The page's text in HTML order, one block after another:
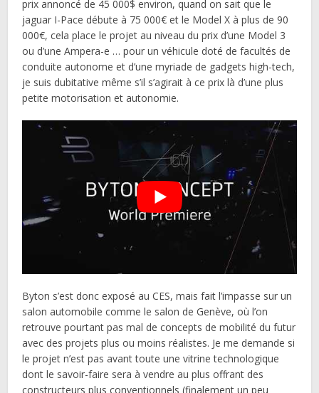
prix annoncé de 45 000$ environ, quand on sait que le
jaguar I-Pace débute à 75 000€ et le Model X à plus de 90
000€, cela place le projet au niveau du prix d’une Model 3
ou d’une Ampera-e … pour un véhicule doté de facultés de
conduite autonome et d’une myriade de gadgets high-tech,
je suis dubitative même s’il s’agirait à ce prix là d’une plus
petite motorisation et autonomie.
Byton s’est donc exposé au CES, mais fait l’impasse sur un
salon automobile comme le salon de Genève, où l’on
retrouve pourtant pas mal de concepts de mobilité du futur
avec des projets plus ou moins réalistes. Je me demande si
le projet n’est pas avant toute une vitrine technologique
dont le savoir-faire sera à vendre au plus offrant des
constructeurs plus conventionnels (finalement un peu